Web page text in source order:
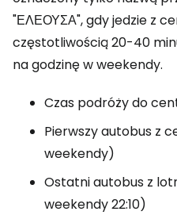
"ΕΛΕΟΥΣΑ", gdy jedzie z
częstotliwością 20-40
na godzinę w weekendy.
Czas podróży do
Pierwszy autobus z
weekendy)
Ostatni autobus z
weekendy 22:10)